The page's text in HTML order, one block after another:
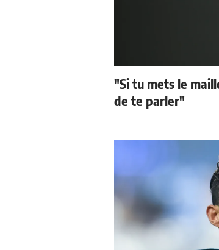
"Si tu mets le
de te parler"